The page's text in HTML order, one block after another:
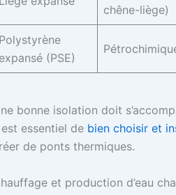
chêne-liège)
Polystyrène
expansé (PSE)
bonne isolation doit
essentiel de bien choisir et
de ponts thermiques.
et production d’eau